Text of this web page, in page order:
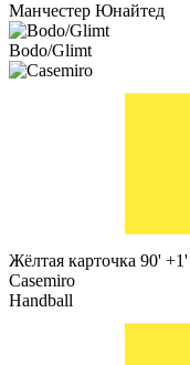
Манчестер Юнайтед
Bodo/Glimt
Жёлтая карточка 90' +1'
Casemiro
Handball